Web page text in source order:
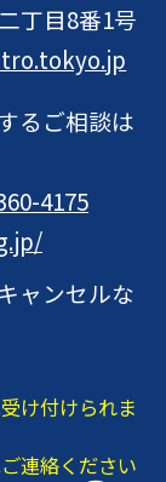
丁目8番1号
るご相談は
4175
ャンセルな
け付けられま
連絡ください